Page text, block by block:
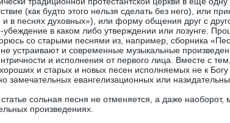
(как будто этого нельзя сделать без него), или
и в песнях духовных»), или форму общения друг с
убеждение в каком либо утверждении или лозунге.
со старыми песнями из, например, сборника
устраивают и современные музыкальные
и исполнения от первого лица. Вместе с
и старых и новых песен исполняемых не к
замечательных евангелизационных или
статье сольная песня не отменяется, а даже
произведениях.